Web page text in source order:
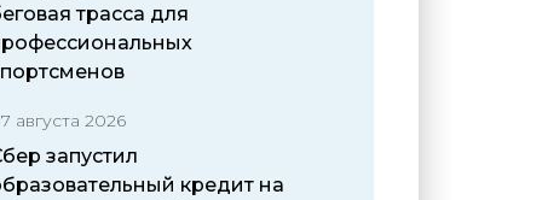
трасса для
августа 2026
запустил
кредит на